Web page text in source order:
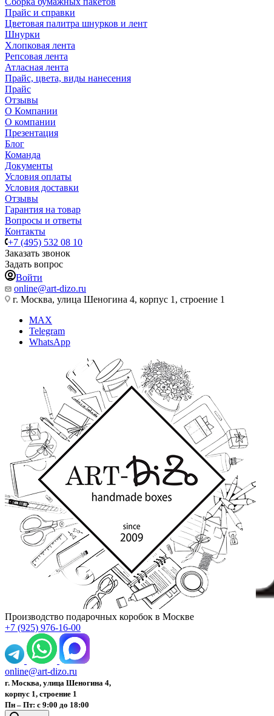
Прайс и справки
Цветовая палитра шнурков и лент
Шнурки
Хлопковая лента
Репсовая лента
Атласная лента
Прайс, цвета, виды нанесения
Прайс
Отзывы
О Компании
О компании
Презентация
Блог
Команда
Документы
Условия оплаты
Условия доставки
Отзывы
Гарантия на товар
Вопросы и ответы
Контакты
+7 (495) 532 08 10
Заказать звонок
Задать вопрос
Войти
online@art-dizo.ru
г. Москва, улица Шеногина 4, корпус 1, строение 1
MAX
Telegram
WhatsApp
Производство подарочных коробок в Москве
+7 (925) 976-16-00
online@art-dizo.ru
г. Москва, улица Шеногина 4,
корпус 1, строение 1
Пн – Пт: с 9:00 до 18:00